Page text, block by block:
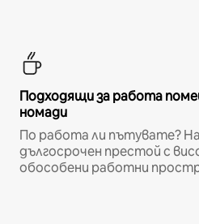
Подходящи за работа
номади
По работа ли пътувате?
дългосрочен престой с
обособени работни